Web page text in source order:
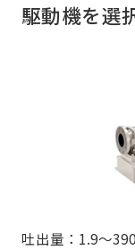
駆動機を選
吐出量：1.9～